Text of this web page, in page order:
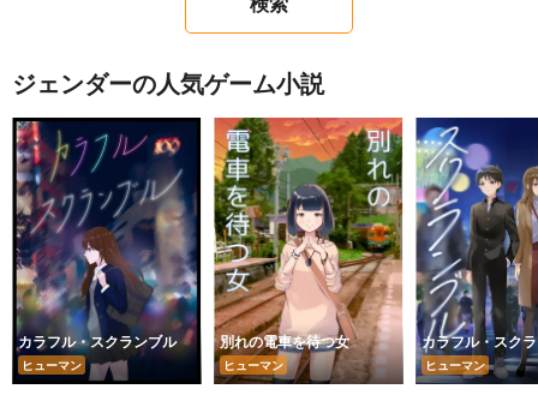
ジェンダーの人気ゲーム小説
カラフル・スクランブル
ヒューマン
別れの電車を待つ女
ヒューマン
カラフル・スク
ヒューマン